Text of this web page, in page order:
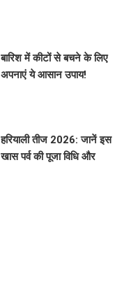
बारिश में कीटों से बचने के लिए
अपनाएं ये आसान उपाय!
हरियाली तीज 2026: जानें इस
खास पर्व की पूजा विधि और